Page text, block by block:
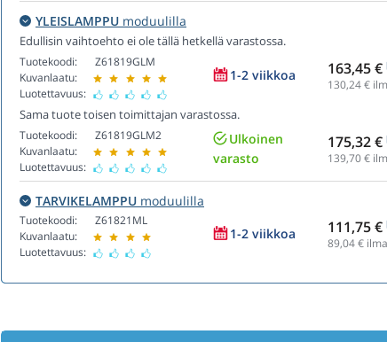
YLEISLAMPPU moduulilla
Edullisin vaihtoehto ei ole tällä hetkellä varastossa.
Tuotekoodi:
Kuvanlaatu:
Luotettavuus:
Z61819GLM
1-2 viikkoa 163,45 €
130,24€
Sama tuote toisen toimittajan varastossa.
Tuotekoodi:
Kuvanlaatu:
Luotettavuus:
Z61819GLM2
Ulkoinen
varasto
175,32 €
139,70€
TARVIKELAMPPU moduulilla
Tuotekoodi:
Kuvanlaatu:
Luotettavuus:
Z61821ML
1-2 viikkoa 111,75 €
89,04€